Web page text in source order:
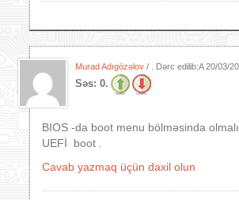
Murad Adıgözəlov / . Dərc edilib:A20/03/
Səs: 0.
BIOS -da boot menu bölməsinda
UEFİ boot .
Cavab yazmaq üçün daxil olun